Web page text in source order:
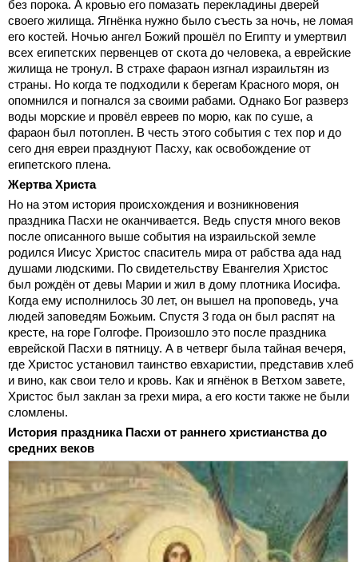
без порока. А кровью его помазать перекладины дверей
своего жилища. Ягнёнка нужно было съесть за ночь, не ломая
его костей. Ночью ангел Божий прошёл по Египту и умертвил
всех египетских первенцев от скота до человека, а еврейские
жилища не тронул. В страхе фараон изгнал израильтян из
страны. Но когда те подходили к берегам Красного моря, он
опомнился и погнался за своими рабами. Однако Бог разверз
воды морские и провёл евреев по морю, как по суше, а
фараон был потоплен. В честь этого события с тех пор и до
сего дня евреи празднуют Пасху, как освобождение от
египетского плена.
Жертва Христа
Но на этом история происхождения и возникновения
праздника Пасхи не оканчивается. Ведь спустя много веков
после описанного выше события на израильской земле
родился Иисус Христос спаситель мира от рабства ада над
душами людскими. По свидетельству Евангелия Христос
был рождён от девы Марии и жил в дому плотника Иосифа.
Когда ему исполнилось 30 лет, он вышел на проповедь, уча
людей заповедям Божьим. Спустя 3 года он был распят на
кресте, на горе Голгофе. Произошло это после праздника
еврейской Пасхи в пятницу. А в четверг была тайная вечеря,
где Христос установил таинство евхаристии, представив хлеб
и вино, как свои тело и кровь. Как и ягнёнок в Ветхом завете,
Христос был заклан за грехи мира, а его кости также не были
сломлены.
История праздника Пасхи от раннего христианства до
средних веков